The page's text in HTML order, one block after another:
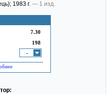
7.30
198
-
; 1983 г. — 1 изд.